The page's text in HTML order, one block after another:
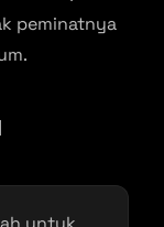
peminatnya